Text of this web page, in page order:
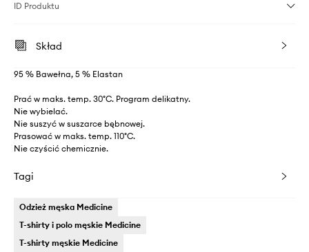
ID Produktu
Skład
95 % Bawełna, 5 % Elastan
Prać w maks. temp. 30°C. Program delikatny.
Nie wybielać.
Nie suszyć w suszarce bębnowej.
Prasować w maks. temp. 110°C.
Nie czyścić chemicznie.
Tagi
Odzież męska Medicine
T-shirty i polo męskie Medicine
T-shirty męskie Medicine